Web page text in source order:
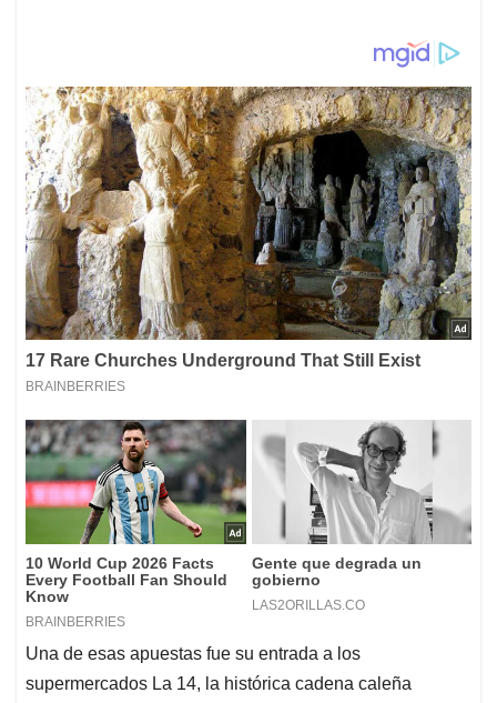
Una de esas apuestas fue su entrada a los
supermercados La 14, la histórica cadena caleña